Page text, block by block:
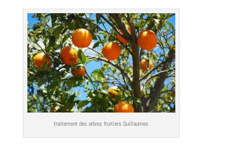
traitement des arbres fruitiers Guillaumes